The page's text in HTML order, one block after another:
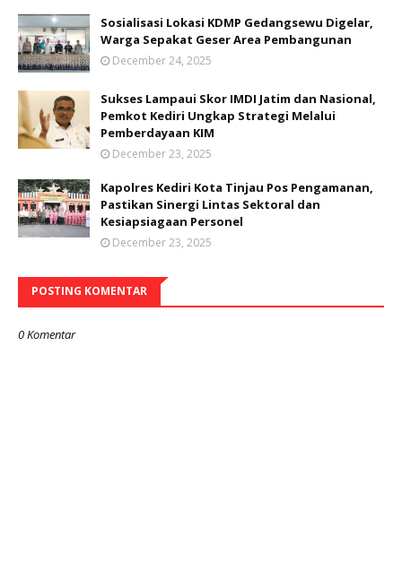
Sosialisasi Lokasi KDMP Gedangsewu Digelar,
Warga Sepakat Geser Area Pembangunan
December 24, 2025
Sukses Lampaui Skor IMDI Jatim dan Nasional,
Pemkot Kediri Ungkap Strategi Melalui
Pemberdayaan KIM
December 23, 2025
Kapolres Kediri Kota Tinjau Pos Pengamanan,
Pastikan Sinergi Lintas Sektoral dan
Kesiapsiagaan Personel
December 23, 2025
POSTING KOMENTAR
0 Komentar